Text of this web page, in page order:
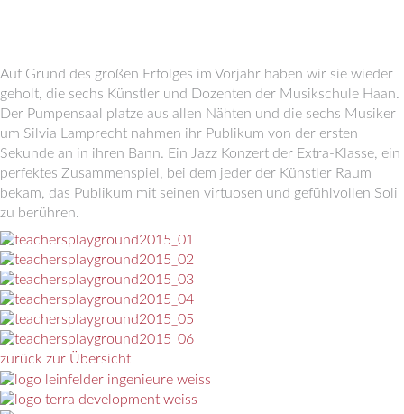
Auf Grund des großen Erfolges im Vorjahr haben wir sie wieder
geholt, die sechs Künstler und Dozenten der Musikschule Haan.
Der Pumpensaal platze aus allen Nähten und die sechs Musiker
um Silvia Lamprecht nahmen ihr Publikum von der ersten
Sekunde an in ihren Bann. Ein Jazz Konzert der Extra-Klasse, ein
perfektes Zusammenspiel, bei dem jeder der Künstler Raum
bekam, das Publikum mit seinen virtuosen und gefühlvollen Soli
zu berühren.
zurück zur Übersicht